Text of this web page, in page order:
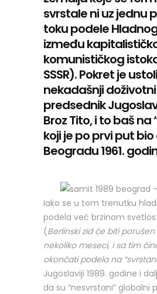
svrstale ni uz jednu
toku podele
između
komunističkog
SSSR). Pokret je
nekadašnji doživotni
predsednik
Broz Tito,i to baš na
koji je po prvi put
Beogradu 1961.
Iako se u tom trenutku
podela već brzinom
(Berlinski zid će biti
nekoliko meseci, i sa tim
okončati podela na
Jugoslaviji 1989. godine i
da su “nesvrstani” globalni